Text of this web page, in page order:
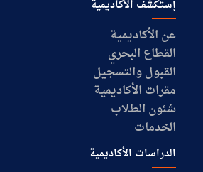
إستكشف الأكاديمية
عن الأكاديمية
القطاع البحري
القبول والتسجيل
مقرات الأكاديمية
شئون الطلاب
الخدمات
الدراسات الأكاديمية